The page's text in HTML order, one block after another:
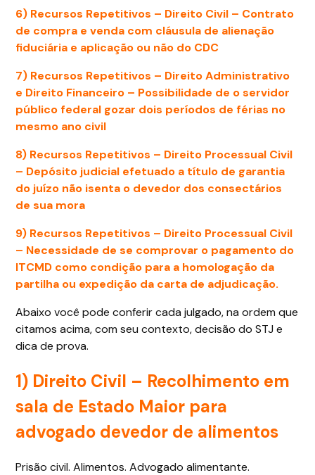
6) Recursos Repetitivos – Direito Civil – Contrato
de compra e venda com cláusula de alienação
fiduciária e aplicação ou não do CDC
7) Recursos Repetitivos – Direito Administrativo
e Direito Financeiro – Possibilidade de o servidor
público federal gozar dois períodos de férias no
mesmo ano civil
8) Recursos Repetitivos – Direito Processual Civil
– Depósito judicial efetuado a título de garantia
do juízo não isenta o devedor dos consectários
de sua mora
9) Recursos Repetitivos – Direito Processual Civil
– Necessidade de se comprovar o pagamento do
ITCMD como condição para a homologação da
partilha ou expedição da carta de adjudicação.
Abaixo você pode conferir cada julgado, na ordem que
citamos acima, com seu contexto, decisão do STJ e
dica de prova.
1) Direito Civil – Recolhimento em
sala de Estado Maior para
advogado devedor de alimentos
Prisão civil. Alimentos. Advogado alimentante.